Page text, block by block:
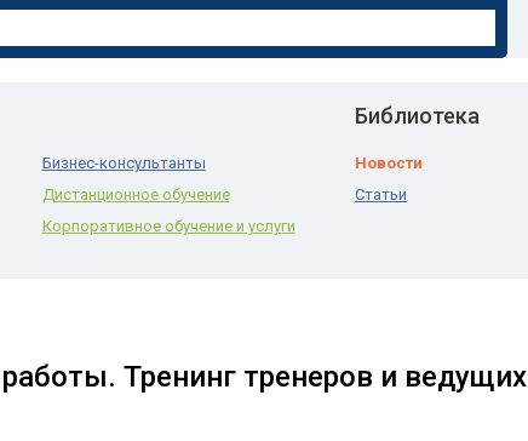
Бизнес-консультанты
Дистанционное обучение
Корпоративное обучение и услуги
Библиотека
Новости
Статьи
Тренинг тренеров и ведущих